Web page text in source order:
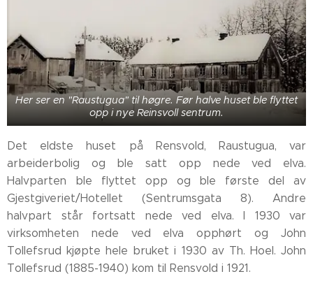
Her ser en "Raustugua" til høgre. Før halve huset ble flyttet
opp i nye Reinsvoll sentrum.
Det eldste huset på Rensvold, Raustugua, var
arbeiderbolig og ble satt opp nede ved elva.
Halvparten ble flyttet opp og ble første del av
Gjestgiveriet/Hotellet (Sentrumsgata 8). Andre
halvpart står fortsatt nede ved elva. I 1930 var
virksomheten nede ved elva opphørt og John
Tollefsrud kjøpte hele bruket i 1930 av Th. Hoel. John
Tollefsrud (1885-1940) kom til Rensvold i 1921.